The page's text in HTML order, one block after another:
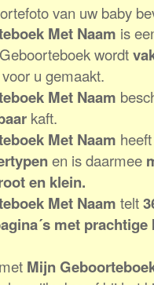
van uw baby
Met Naam is
wordt
voor u gemaakt.
Met Naam
kaft.
Met Naam
en is daarmee
en klein.
Met Naam telt
met
met Mijn